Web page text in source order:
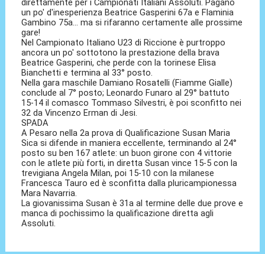
direttamente per i Campionati Italiani Assoluti. Pagano
un po' d'inesperienza Beatrice Gasperini 67a e Flaminia
Gambino 75a... ma si rifaranno certamente alle prossime
gare!
Nel Campionato Italiano U23 di Riccione è purtroppo
ancora un po' sottotono la prestazione della brava
Beatrice Gasperini, che perde con la torinese Elisa
Bianchetti e termina al 33° posto.
Nella gara maschile Damiano Rosatelli (Fiamme Gialle)
conclude al 7° posto; Leonardo Funaro al 29° battuto
15-14 il comasco Tommaso Silvestri, è poi sconfitto nei
32 da Vincenzo Erman di Jesi.
SPADA
A Pesaro nella 2a prova di Qualificazione Susan Maria
Sica si difende in maniera eccellente, terminando al 24°
posto su ben 167 atlete: un buon girone con 4 vittorie
con le atlete più forti, in diretta Susan vince 15-5 con la
trevigiana Angela Milan, poi 15-10 con la milanese
Francesca Tauro ed è sconfitta dalla pluricampionessa
Mara Navarria.
La giovanissima Susan è 31a al termine delle due prove e
manca di pochissimo la qualificazione diretta agli
Assoluti.